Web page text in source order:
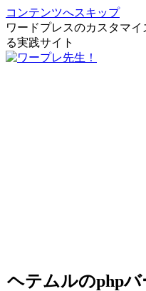
コンテンツへスキップ
ワードプレスのカスタマ
る実践サイト
ヘテムルのphpバ